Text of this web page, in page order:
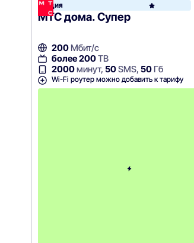
Акция
МТС дома. Супер
200Мбит/с
более 200ТВ
2000минут, 50SMS, 50Гб
Wi-Fi роутер можно добавить к тарифу